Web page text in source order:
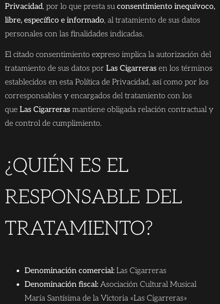
Privacidad, por lo que presta su consentimiento inequívoco,
libre, específico e informado, al tratamiento de sus datos
personales con las finalidades indicadas.
El citado consentimiento expreso implica la autorización del
tratamiento de sus datos por Las Cigarreras en los términos
establecidos en esta Política de Privacidad, así como por los
corresponsables y encargados del tratamiento con los
que Las Cigarreras mantiene obligada relación contractual y
de control de cumplimiento.
¿QUIÉN ES EL
RESPONSABLE DEL
TRATAMIENTO?
Denominación comercial: Las Cigarreras
Denominación fiscal: Asociación Cultural Musical
María Santísima de la Victoria «Las Cigarreras»